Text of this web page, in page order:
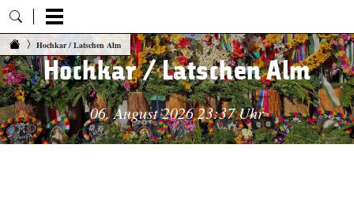
Zum Inhalt springen
Hochkar / Latschen Alm
Hochkar / Latschen Alm
06. August 2026 23:37 Uhr